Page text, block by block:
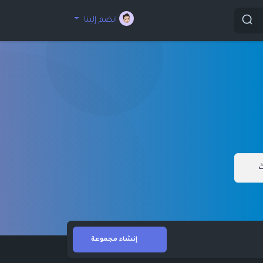
انضم إلينا
إنشاء مجموعة